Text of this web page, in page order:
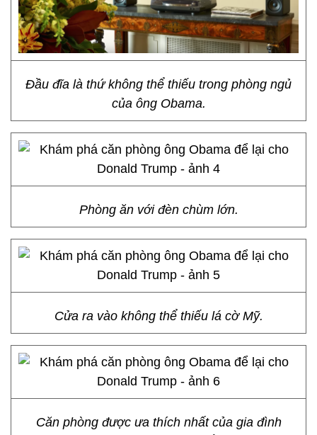
Đầu đĩa là thứ không thể thiếu trong phòng ngủ
của ông Obama.
Phòng ăn với đèn chùm lớn.
Cửa ra vào không thể thiếu lá cờ Mỹ.
Căn phòng được ưa thích nhất của gia đình